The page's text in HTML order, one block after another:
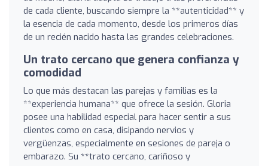
de cada cliente, buscando siempre la **autenticidad** y
la esencia de cada momento, desde los primeros días
de un recién nacido hasta las grandes celebraciones.
Un trato cercano que genera confianza y
comodidad
Lo que más destacan las parejas y familias es la
**experiencia humana** que ofrece la sesión. Gloria
posee una habilidad especial para hacer sentir a sus
clientes como en casa, disipando nervios y
vergüenzas, especialmente en sesiones de pareja o
embarazo. Su **trato cercano, cariñoso y